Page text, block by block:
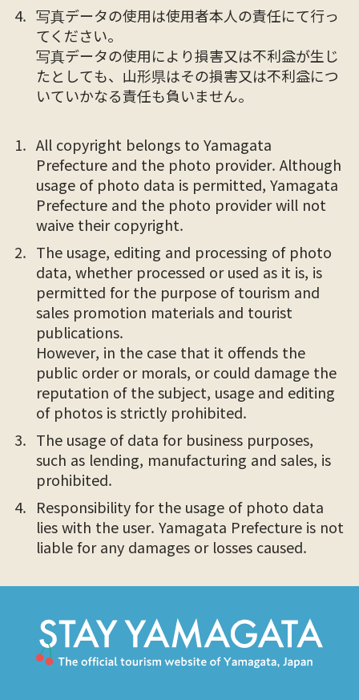
写真データの使用は使用者本人の責任にて行っ
てください。
写真データの使用により損害又は不利益が生じ
たとしても、山形県はその損害又は不利益につ
いていかなる責任も負いません。
All copyright belongs to Yamagata
Prefecture and the photo provider. Although
usage of photo data is permitted, Yamagata
Prefecture and the photo provider will not
waive their copyright.
The usage, editing and processing of photo
data, whether processed or used as it is, is
permitted for the purpose of tourism and
sales promotion materials and tourist
publications.
However, in the case that it offends the
public order or morals, or could damage the
reputation of the subject, usage and editing
of photos is strictly prohibited.
The usage of data for business purposes,
such as lending, manufacturing and sales, is
prohibited.
Responsibility for the usage of photo data
lies with the user. Yamagata Prefecture is not
liable for any damages or losses caused.